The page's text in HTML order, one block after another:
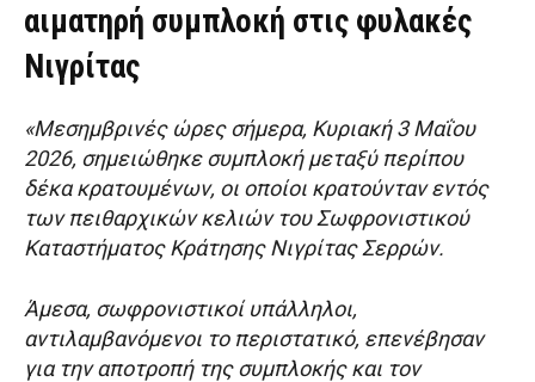
αιματηρή συμπλοκή στις φυλακές
Νιγρίτας
«Μεσημβρινές ώρες σήμερα, Κυριακή 3 Μαΐου
2026, σημειώθηκε συμπλοκή μεταξύ περίπου
δέκα κρατουμένων, οι οποίοι κρατούνταν εντός
των πειθαρχικών κελιών του Σωφρονιστικού
Καταστήματος Κράτησης Νιγρίτας Σερρών.
Άμεσα, σωφρονιστικοί υπάλληλοι,
αντιλαμβανόμενοι το περιστατικό, επενέβησαν
για την αποτροπή της συμπλοκής και τον